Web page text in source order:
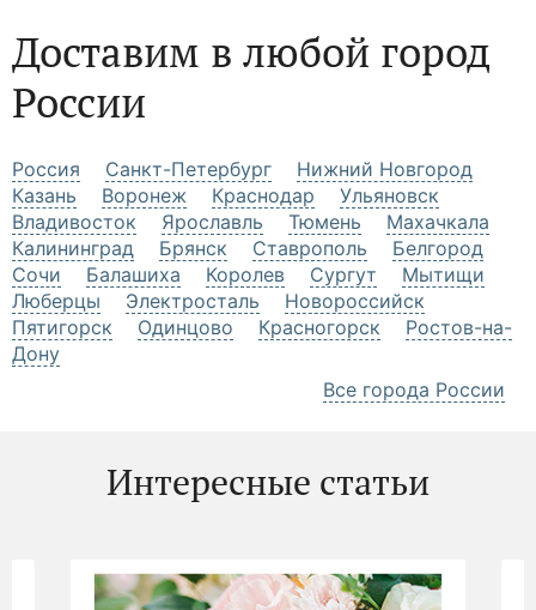
Доставим в любой город
России
Россия Санкт-Петербург
Нижний Новгород
Казань
Воронеж Краснодар
Ульяновск
Владивосток
Ярославль Тюмень
Махачкала
Калининград
Брянск Ставрополь
Белгород
Сочи
Балашиха Королев Сургут
Мытищи
Люберцы
Электросталь
Новороссийск
Пятигорск
Одинцово Красногорск
Ростов-на-
Дону
Все города России
Интересные статьи